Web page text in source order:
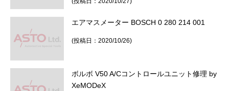
エアマスメーター BOSCH 0 280 214 001
(投稿日：2020/10/26)
ボルボ V50 A/Cコントロールユニット修理 by
XeMODeX